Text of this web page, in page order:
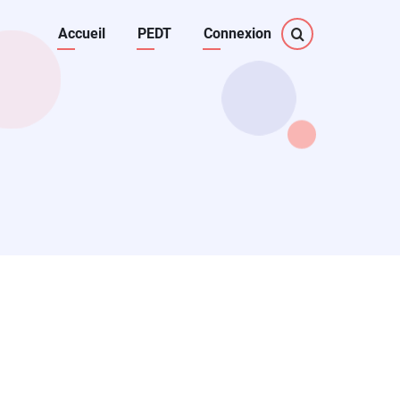
Main
Accueil PEDT Connexion